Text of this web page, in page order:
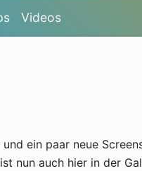
Videos
ein paar neue
nun auch hier in der